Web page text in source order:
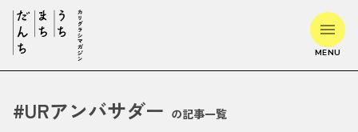
MENU
#URアンバサダー の記事一覧